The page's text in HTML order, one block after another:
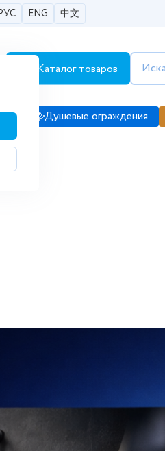
ENG 中文
Каталог товаров
Душевые ограждения